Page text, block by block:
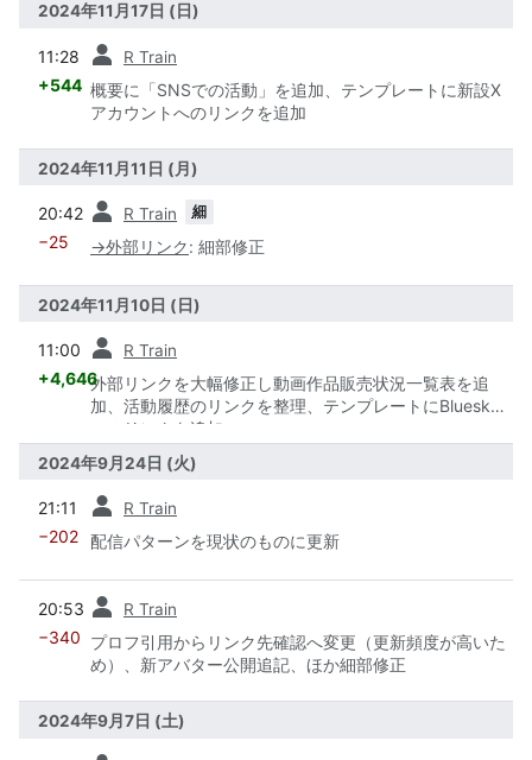
2024年11月17日 (日)
11:28 R Train
+544 概要に「SNSでの活動」を追加、テンプレートに新設X
アカウントへのリンクを追加
2024年11月11日 (月)
20:42 R Train 細
−25 →外部リンク: 細部修正
2024年11月10日 (日)
11:00 R Train
+4,646外部リンクを大幅修正し動画作品販売状況一覧表を追
加、活動履歴のリンクを整理、テンプレートにBluesky
へのリンクを追加
2024年9月24日 (火)
21:11 R Train
−202 配信パターンを現状のものに更新
20:53 R Train
−340 プロフ引用からリンク先確認へ変更（更新頻度が高いた
め）、新アバター公開追記、ほか細部修正
2024年9月7日 (土)